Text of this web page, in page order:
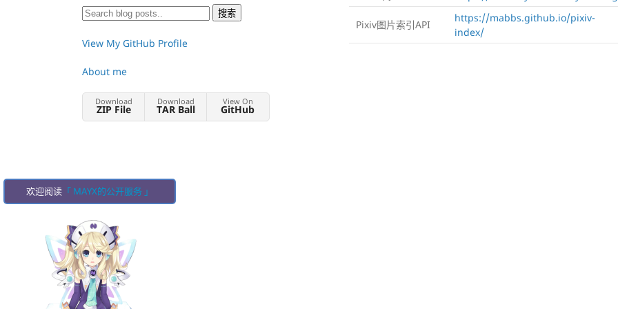
View My GitHub Profile
About me
Download
ZIP File
Download
TAR Ball
View On
GitHub
Pixiv图片索引API
https://mabbs.github.io/pixiv-
index/
欢迎阅读 「 MAYX的公开服务 」